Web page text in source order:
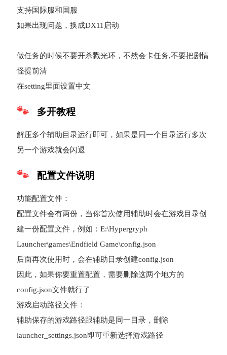
支持国际服和国服
如果出现问题，换成DX11启动
做任务的时候不要开杀戮光环，不然会卡任务,不要把剧情
怪提前清
在setting里面设置中文
多开教程
解压多个辅助目录运行即可，如果是同一个目录运行多次
另一个游戏就会闪退
配置文件说明
功能配置文件：
配置文件会有两份，当你首次使用辅助时会在游戏目录创
建一份配置文件，例如：E:\Hypergryph
Launcher\games\Endfield Game\config.json
后面再次使用时，会在辅助目录创建config.json
因此，如果你要重置配置，需要删除这两个地方的
config.json文件就行了
游戏启动路径文件：
辅助保存的游戏路径跟辅助是同一目录，删除
launcher_settings.json即可重新选择游戏路径